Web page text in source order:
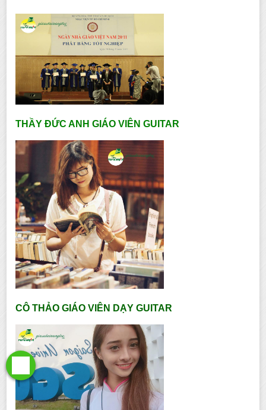
THẦY ĐỨC ANH GIÁO VIÊN GUITAR
CÔ THẢO GIÁO VIÊN DẠY GUITAR